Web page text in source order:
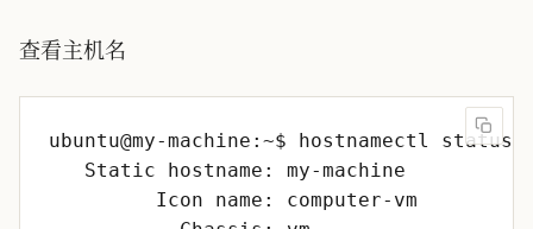
查看主机名